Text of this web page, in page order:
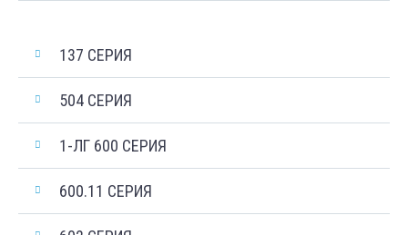
137 СЕРИЯ
504 СЕРИЯ
1-ЛГ 600 СЕРИЯ
600.11 СЕРИЯ